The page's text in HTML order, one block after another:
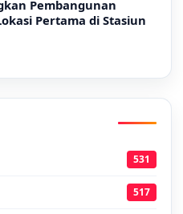
Pembangunan
Pertama di Stasiun
531
517